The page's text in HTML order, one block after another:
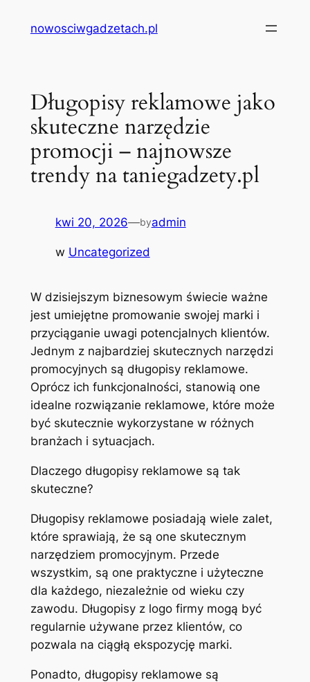
nowosciwgadzetach.pl
Długopisy reklamowe jako
skuteczne narzędzie
promocji – najnowsze
trendy na taniegadzety.pl
kwi 20, 2026—byadmin
w Uncategorized
W dzisiejszym biznesowym świecie ważne
jest umiejętne promowanie swojej marki i
przyciąganie uwagi potencjalnych klientów.
Jednym z najbardziej skutecznych narzędzi
promocyjnych są długopisy reklamowe.
Oprócz ich funkcjonalności, stanowią one
idealne rozwiązanie reklamowe, które może
być skutecznie wykorzystane w różnych
branżach i sytuacjach.
Dlaczego długopisy reklamowe są tak
skuteczne?
Długopisy reklamowe posiadają wiele zalet,
które sprawiają, że są one skutecznym
narzędziem promocyjnym. Przede
wszystkim, są one praktyczne i użyteczne
dla każdego, niezależnie od wieku czy
zawodu. Długopisy z logo firmy mogą być
regularnie używane przez klientów, co
pozwala na ciągłą ekspozycję marki.
Ponadto, długopisy reklamowe są